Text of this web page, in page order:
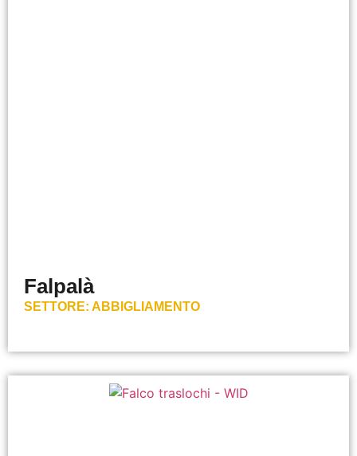
Falpalà
SETTORE: ABBIGLIAMENTO